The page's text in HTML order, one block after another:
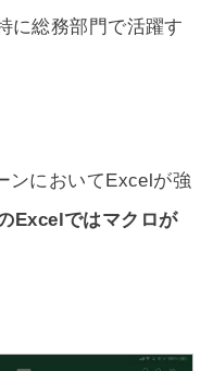
に総務部門で活躍す
ンにおいてExcelが強
Excelではマクロが